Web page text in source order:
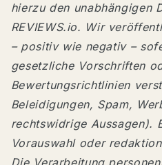
hierzu den unabhängigen
REVIEWS.io. Wir
– positiv wie negativ –
gesetzliche Vorschriften
Bewertungsrichtlinien
Beleidigungen, Spam,
rechtswidrige Aussagen).
Vorauswahl oder